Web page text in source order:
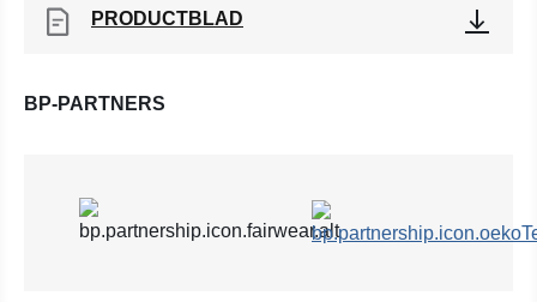
PRODUCTBLAD
BP-PARTNERS